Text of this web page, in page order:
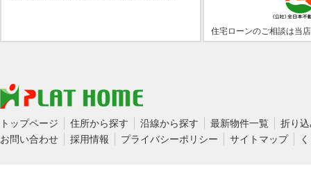
住宅ローンのご相談は当
トップページ 住所から探す 沿線から探す 最新物件一覧
折り
お問い合わせ
採用情報 プライバシーポリシー サイトマップ